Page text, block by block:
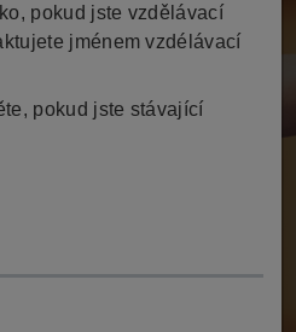
nám
pokud jste vzdělávací
jménem vzdélávací
pokud jste stávající